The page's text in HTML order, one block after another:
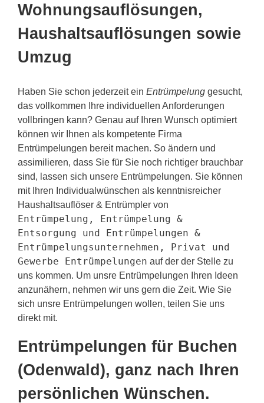
Wohnungsauflösungen,
Haushaltsauflösungen sowie
Umzug
Haben Sie schon jederzeit ein Entrümpelung gesucht,
das vollkommen Ihre individuellen Anforderungen
vollbringen kann? Genau auf Ihren Wunsch optimiert
können wir Ihnen als kompetente Firma
Entrümpelungen bereit machen. So ändern und
assimilieren, dass Sie für Sie noch richtiger brauchbar
sind, lassen sich unsere Entrümpelungen. Sie können
mit Ihren Individualwünschen als kenntnisreicher
Haushaltsauflöser & Entrümpler von
Entrümpelung, Entrümpelung &
Entsorgung und Entrümpelungen &
Entrümpelungsunternehmen, Privat und
Gewerbe Entrümpelungen auf der der Stelle zu
uns kommen. Um unsre Entrümpelungen Ihren Ideen
anzunähern, nehmen wir uns gern die Zeit. Wie Sie
sich unsre Entrümpelungen wollen, teilen Sie uns
direkt mit.
Entrümpelungen für Buchen
(Odenwald), ganz nach Ihren
persönlichen Wünschen.